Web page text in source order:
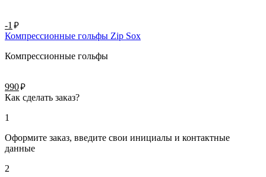
-1 руб.
Компрессионные гольфы Zip Sox
Компрессионные гольфы
990руб.
Как сделать заказ?
1
Оформите заказ, введите свои инициалы и контактные
данные
2